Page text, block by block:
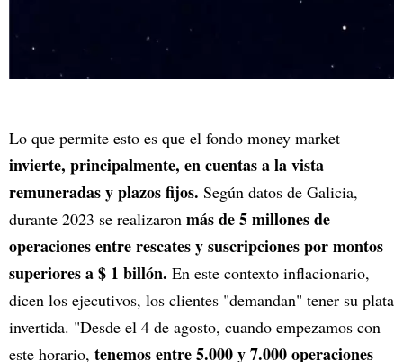
Lo que permite esto es que el fondo money market
invierte, principalmente, en cuentas a la vista
remuneradas y plazos fijos. Según datos de Galicia,
durante 2023 se realizaron más de 5 millones de
operaciones entre rescates y suscripciones por montos
superiores a $ 1 billón. En este contexto inflacionario,
dicen los ejecutivos, los clientes "demandan" tener su plata
invertida. "Desde el 4 de agosto, cuando empezamos con
este horario, tenemos entre 5.000 y 7.000 operaciones